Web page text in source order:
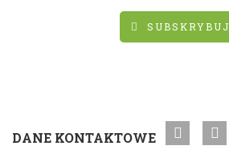
SUBSKRYBUJ
DANE KONTAKTOWE